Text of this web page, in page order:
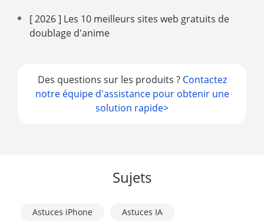
[ 2026 ] Les 10 meilleurs sites web gratuits de
doublage d'anime
Des questions sur les produits ? Contactez
notre équipe d'assistance pour obtenir une
solution rapide>
Sujets
Astuces iPhone Astuces IA